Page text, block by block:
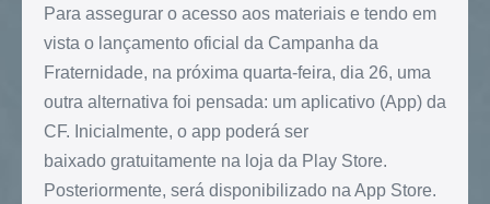
Para assegurar o acesso aos materiais e tendo em
vista o lançamento oficial da Campanha da
Fraternidade, na próxima quarta-feira, dia 26, uma
outra alternativa foi pensada: um aplicativo (App) da
CF. Inicialmente, o app poderá ser
baixado gratuitamente na loja da Play Store.
Posteriormente, será disponibilizado na App Store.